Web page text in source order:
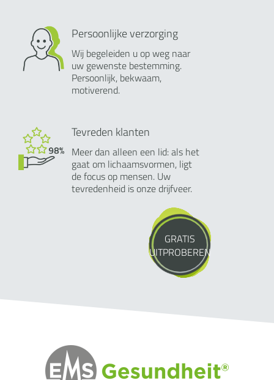
Persoonlijke verzorging
Wij begeleiden u op weg naar
uw gewenste bestemming.
Persoonlijk, bekwaam,
motiverend.
Tevreden klanten
Meer dan alleen een lid: als het
gaat om lichaamsvormen, ligt
de focus op mensen. Uw
tevredenheid is onze drijfveer.
GRATIS
UITPROBEREN